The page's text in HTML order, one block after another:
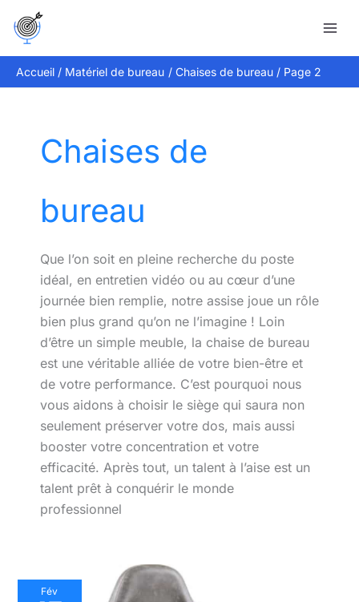
Accueil
Matériel de bureau Chaises de bureau Page 2
Chaises de
bureau
Que l’on soit en pleine recherche du poste
idéal, en entretien vidéo ou au cœur d’une
journée bien remplie, notre assise joue un rôle
bien plus grand qu’on ne l’imagine ! Loin
d’être un simple meuble, la chaise de bureau
est une véritable alliée de votre bien-être et
de votre performance. C’est pourquoi nous
vous aidons à choisir le siège qui saura non
seulement préserver votre dos, mais aussi
booster votre concentration et votre
efficacité. Après tout, un talent à l’aise est un
talent prêt à conquérir le monde
professionnel
Fév
Test
Rechercher